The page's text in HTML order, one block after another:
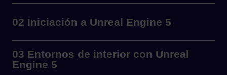
02 Iniciación a Unreal Engine 5
03 Entornos de interior con Unreal
Engine 5